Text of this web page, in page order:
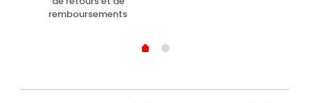
remboursements